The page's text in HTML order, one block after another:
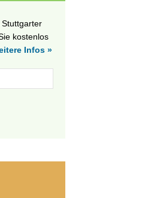
kostenlos
Infos »